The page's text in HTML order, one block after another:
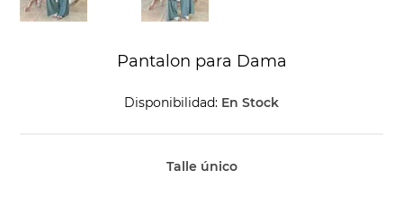
Pantalon para Dama
Disponibilidad: En Stock
Talle único